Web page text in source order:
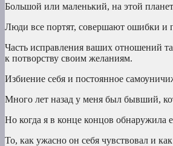
Большой или маленький, на этой
Люди все портят, совершают ошибки и
Часть исправления ваших отношений
к потворству своим желаниям.
Избиение себя и постоянное
Много лет назад у меня был бывший,
Но когда я в конце концов обнаружила
То, как ужасно он себя чувствовал и